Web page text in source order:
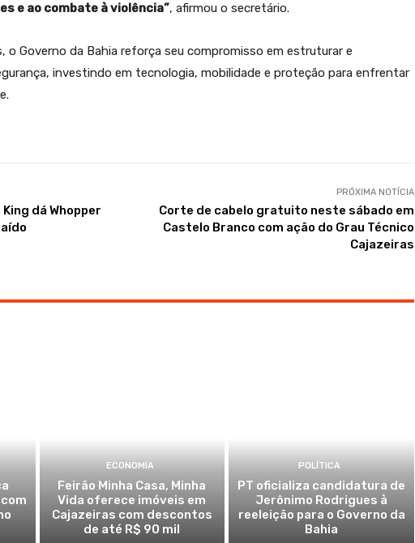
e ao combate à violência”, afirmou o secretário.
o Governo da Bahia reforça seu compromisso em estruturar e
investindo em tecnologia, mobilidade e proteção para enfrentar
dá Whopper
PRÓXIMA NOTÍCIA
Corte de cabelo gratuito neste sábado em
Castelo Branco com ação do Grau Técnico
Cajazeiras
ECONOMIA
Feirão Minha Casa, Minha
Vida oferece imóveis em
Cajazeiras com descontos
de até R$ 90 mil
POLÍTICA
PT oficializa candidatura de
Jerônimo Rodrigues à
reeleição para o Governo da
Bahia